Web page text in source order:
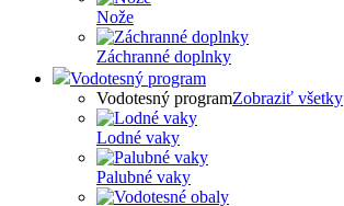
Nože
Záchranné doplnky
Vodotesný program
Vodotesný programZobraziť všetky
Lodné vaky
Palubné vaky